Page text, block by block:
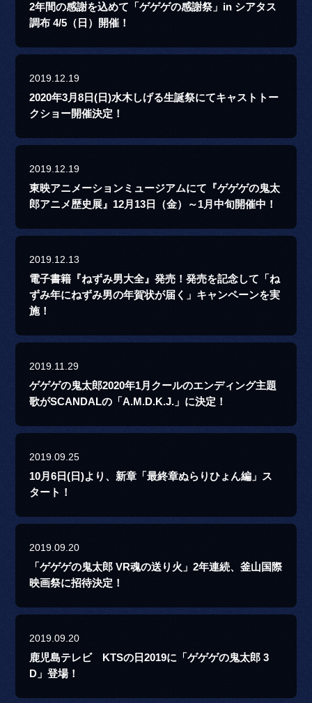
2年間の感謝を込めて「ゲゲゲの感謝祭」in シアタス
調布 4/5（日）開催！
2019.12.19
2020年3月8日(日)水木しげる生誕祭にてキャストトー
クショー開催決定！
2019.12.19
東映アニメーションミュージアムにて『ゲゲゲの鬼太
郎アニメ歴史展』12月13日（金）～1月中旬開催中！
2019.12.13
電子書籍『ねずみ男大全』発売！発売を記念して「ね
ずみ年にねずみ男の年賀状が届く」キャンペーンを実
施！
2019.11.29
ゲゲゲの鬼太郎2020年1月クールのエンディング主題
歌がSCANDALの「A.M.D.K.J.」に決定！
2019.09.25
10月6日(日)より、新章「最終章ぬらりひょん編」ス
タート！
2019.09.20
「ゲゲゲの鬼太郎 VR魂の送り火」2年連続、釜山国際
映画祭に招待決定！
2019.09.20
鹿児島テレビ KTSの日2019に「ゲゲゲの鬼太郎 3
D」登場！